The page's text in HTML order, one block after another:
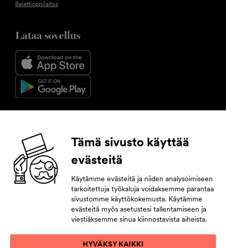
Balettioppilaitos
Lataa sovellus
Facebook Instagram YouTube LinkedIn
Tilaa uutiskirje
Jättämällä yhteystietosi pysyt tahdissa tulevasta.
Tämä sivusto käyttää
evästeitä
Käytämme evästeitä ja niiden analysoimiseen
tarkoitettuja työkaluja voidaksemme parantaa
sivustomme käyttökokemusta. Käytämme
evästeitä myös asetustesi tallentamiseen ja
viestiäksemme sinua kiinnostavista aiheista.
HYVÄKSY KAIKKI